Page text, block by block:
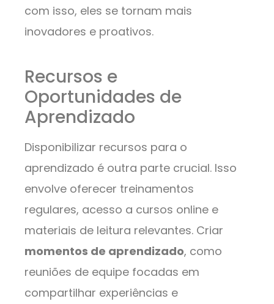
com isso, eles se tornam mais
inovadores e proativos.
Recursos e
Oportunidades de
Aprendizado
Disponibilizar recursos para o
aprendizado é outra parte crucial. Isso
envolve oferecer treinamentos
regulares, acesso a cursos online e
materiais de leitura relevantes. Criar
momentos de aprendizado, como
reuniões de equipe focadas em
compartilhar experiências e